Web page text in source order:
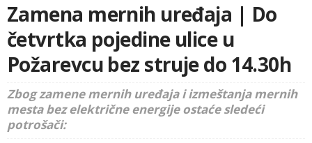
Zamena mernih uređaja | Do
četvrtka pojedine ulice u
Požarevcu bez struje do 14.30h
Zbog zamene mernih uređaja i izmeštanja mernih
mesta bez električne energije ostaće sledeći
potrošači: